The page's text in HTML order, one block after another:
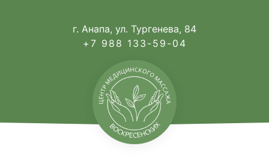
г. Анапа, ул. Тургенева, 84
+7 988 133-59-04